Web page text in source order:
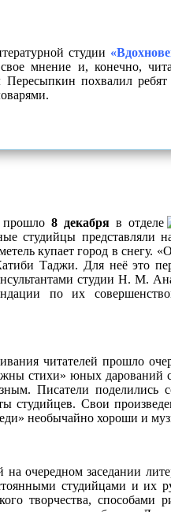
студии
мнение и, конечно,
похвалил ребят
прошло8 декабря в отделе
студийцы представляли
купает город в снегу.
Таджи. Для неё это
студии Н. М.
по их
читателей прошло
стихи» юных дарований
Писатели поделились
студийцев. Свои
необычайно хороши и
очередном заседании
студийцами и их
творчества, способами